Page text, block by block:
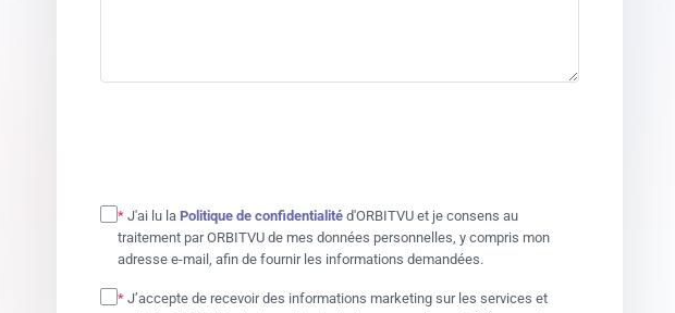
* J'ai lu la Politique de confidentialité d'ORBITVU et je consens au
traitement par ORBITVU de mes données personnelles, y compris mon
adresse e-mail, afin de fournir les informations demandées.
* J’accepte de recevoir des informations marketing sur les services et